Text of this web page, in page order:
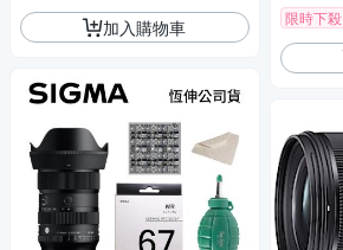
加入購物車 限時下殺